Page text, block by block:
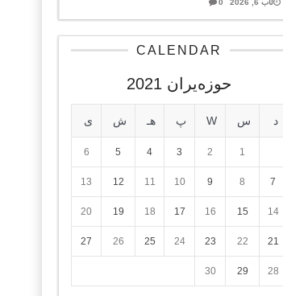
ئاب 6, 2026 0
CALENDAR
حوزه‌یران 2021
د س W پ هـ ش ی
1
2
3
4
5
6
7
8
9
10
11
12
13
14
15
16
17
18
19
20
21
22
23
24
25
26
27
28
29
30